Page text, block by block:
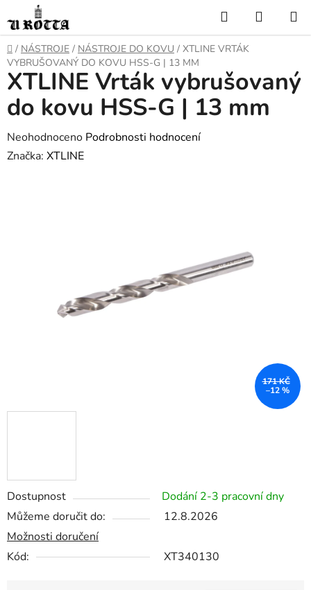
na
obsah
Hledat
KOŠÍK
DOMŮ
/ NÁSTROJE / NÁSTROJE DO KOVU / XTLINE VRTÁK
VYBRUŠOVANÝ DO KOVU HSS-G | 13 MM
Dostupnost
Dodání 2-3 pracovní dny
Můžeme doručit do:
12.8.2026
Možnosti doručení
Kód:
XT340130
XTLINE Vrták vybrušovaný
do kovu HSS-G | 13 mm
Průměrné
hodnocení
Neohodnoceno Podrobnosti hodnocení
Značka: XTLINE
171 KČ
–12 %